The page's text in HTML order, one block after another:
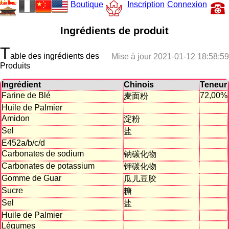
Boutique Inscription Connexion
Ingrédients de produit
Mise à jour 2021-01-12 18:58:59
Table des ingrédients des
Produits
Ingrédient Chinois
Teneur
Farine de Blé
麦面粉
72,00%
Huile de Palmier
Amidon
淀粉
Sel
盐
E452a/b/c/d
Carbonates de sodium
钠碳化物
Carbonates de potassium
钾碳化物
Gomme de Guar
瓜儿豆胶
Sucre
糖
Sel
盐
Huile de Palmier
Légumes